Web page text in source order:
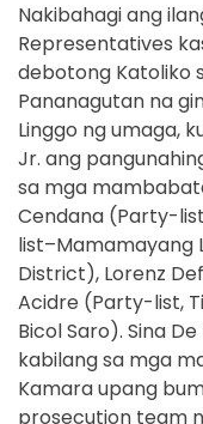
Nakibahagi ang
Representatives
debotong Katoliko
Pananagutan na
Linggo ng umaga,
Jr. ang
sa mga
Cendana (Party-
list–Mamamayang
District), Lorenz
Acidre (Party-list,
Bicol Saro). Sina
kabilang sa mga
Kamara upang
prosecution team